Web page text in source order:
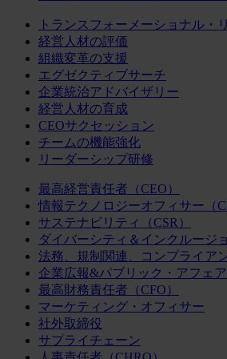
トランスフォーメーショナル・
経営人材の評価
組織変革の支援
エグゼクティブサーチ
企業統治アドバイザリー
経営人材の育成
CEOサクセッション
チームの機能強化
リーダーシップ研修
最高経営責任者（CEO）
情報テクノロジーオフィサー（
サステナビリティ（CSR）
ダイバーシティ＆インクルージ
法務、規制関連、コンプライア
企業広報&パブリック・アフェ
最高財務責任者（CFO）
マーケティング・オフィサー
社外取締役
サプライチェーン